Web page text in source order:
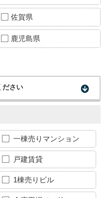
佐賀県
鹿児島県
ださい
一棟売りマンション
戸建賃貸
1棟売りビル